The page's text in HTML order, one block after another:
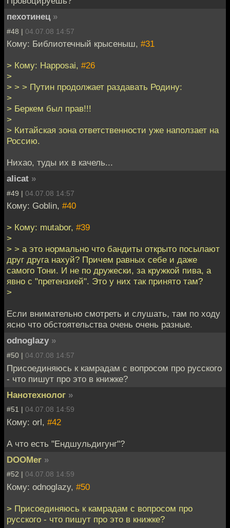
пехотинец »
#48 | 04.07.08 14:57
Кому: Библиотечный крысеныш, #31
> Кому: Happosai, #26
>
> > > Путин продолжает раздавать Родину:
>
> Беркем был прав!!!
>
> Китайская зона ответственности уже наползает на
Россию.
Нихао, туды их в качель...
alicat »
#49 | 04.07.08 14:57
Кому: Goblin, #40
> Кому: mutabor, #39
>
> > а это нормально что бандиты открыто посылают
друг друга нахуй? Причем равных себе и даже
самого Тони. И не по дружески, за кружкой пива, а
явно с "претензией". Это у них так принято там?
>
Если внимательно смотреть и слушать, там по ходу
ясно что обстоятельства очень очень разные.
odnoglazy »
#50 | 04.07.08 14:57
Присоединяюсь к камрадам с вопросом про русского
- что пишут про это в книжке?
Нанотехнолог »
#51 | 04.07.08 14:59
Кому: orl, #42
А что есть "Ендшульдигунг"?
DOOMer »
#52 | 04.07.08 14:59
Кому: odnoglazy, #50
> Присоединяюсь к камрадам с вопросом про
русского - что пишут про это в книжке?